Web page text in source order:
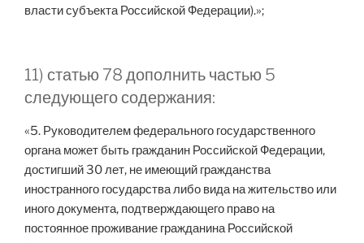
власти субъекта Российской Федерации).»;
11) статью 78 дополнить частью 5
следующего содержания:
«5. Руководителем федерального государственного
органа может быть гражданин Российской Федерации,
достигший 30 лет, не имеющий гражданства
иностранного государства либо вида на жительство или
иного документа, подтверждающего право на
постоянное проживание гражданина Российской